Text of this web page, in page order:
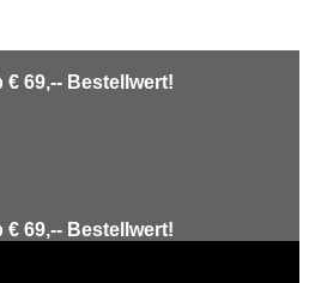
69,-- Bestellwert!
69,-- Bestellwert!